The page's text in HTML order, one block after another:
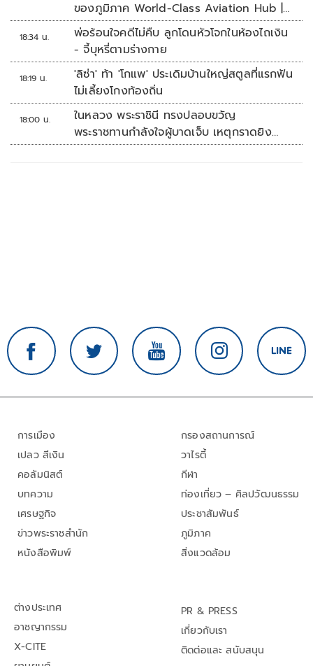
ของภูมิภาค World-Class Aviation Hub |
ห้องข่าวไทยโพสต์สุดสัปดาห์
18:34 น.
พ่อร้อนใจคดีไม่คืบ ลูกโดนหัวโจกในห้องไถเงิน
- จี้บุหรี่ตามร่างกาย
18:19 น.
'ลิซ่า' ท้า 'โกแพ' ประเดิมบ้านใหญ่สตูลที่แรกฟัน
ไม่เลี้ยงโกงท้องถิ่น
18:00 น.
ในหลวง พระราชินี ทรงปลอบขวัญ
พระราชทานกำลังใจผู้บาดเจ็บ เหตุกราดยิง
รร.เทพศิรินทร์นนทบุรี
การเมือง
เปลว สีเงิน
คอลัมนิสต์
บทความ
เศรษฐกิจ
ข่าวพระราชสำนัก
หนังสือพิมพ์
กรองสถานการณ์
วาไรตี้
กีฬา
ท่องเที่ยว – ศิลปวัฒนธรรม
ประชาสัมพันธ์
ภูมิภาค
สิ่งแวดล้อม
ต่างประเทศ
อาชญากรรม
X-CITE
PR & PRESS
เกี่ยวกับเรา
ติดต่อและ สนับสนุน